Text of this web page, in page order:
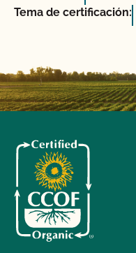
Tema de certificación: